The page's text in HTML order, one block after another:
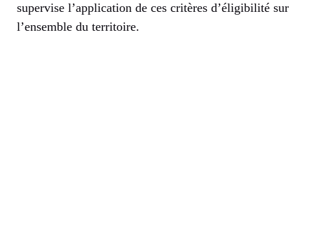
supervise l’application de ces critères d’éligibilité sur
l’ensemble du territoire.